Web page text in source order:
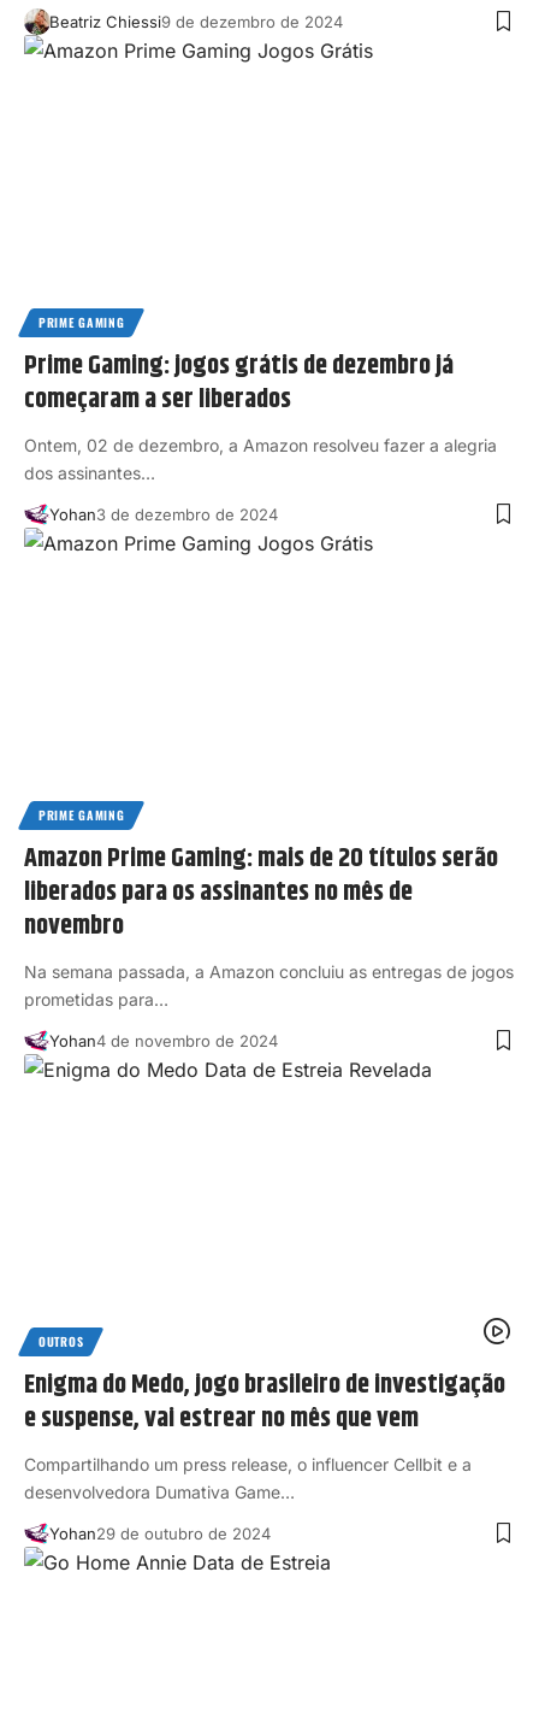
Beatriz Chiessi9 de dezembro de 2024
PRIME GAMING
Prime Gaming: jogos grátis de dezembro já
começaram a ser liberados
Ontem, 02 de dezembro, a Amazon resolveu fazer a alegria
dos assinantes…
Yohan3 de dezembro de 2024
PRIME GAMING
Amazon Prime Gaming: mais de 20 títulos serão
liberados para os assinantes no mês de
novembro
Na semana passada, a Amazon concluiu as entregas de jogos
prometidas para…
Yohan4 de novembro de 2024
OUTROS
Enigma do Medo, jogo brasileiro de investigação
e suspense, vai estrear no mês que vem
Compartilhando um press release, o influencer Cellbit e a
desenvolvedora Dumativa Game…
Yohan29 de outubro de 2024